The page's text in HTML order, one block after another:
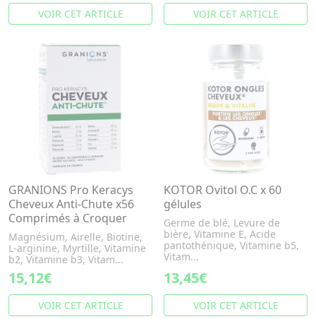
VOIR CET ARTICLE VOIR CET ARTICLE
GRANIONS Pro Keracys
Cheveux Anti-Chute x56
Comprimés à Croquer
Magnésium, Airelle, Biotine,
L-arginine, Myrtille, Vitamine
b2, Vitamine b3, Vitam...
15,12€
VOIR CET ARTICLE
KOTOR Ovitol O.C x 60
gélules
Germe de blé, Levure de
bière, Vitamine E, Acide
pantothénique, Vitamine b5,
Vitam...
13,45€
VOIR CET ARTICLE